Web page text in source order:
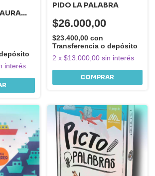
interés
PIDO LA PALABRA
$26.000,00
$23.400,00 con
Transferencia o depósito
2 x $13.000,00 sin interés